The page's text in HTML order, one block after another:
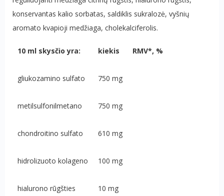
konservantas kalio sorbatas, saldiklis sukralozė, vyšnių
aromato kvapioji medžiaga, cholekalciferolis.
10 ml skysčio yra: kiekis RMV*, %
gliukozamino sulfato 750 mg
metilsulfonilmetano 750 mg
chondroitino sulfato 610 mg
hidrolizuoto kolageno 100 mg
hialurono rūgšties 10 mg